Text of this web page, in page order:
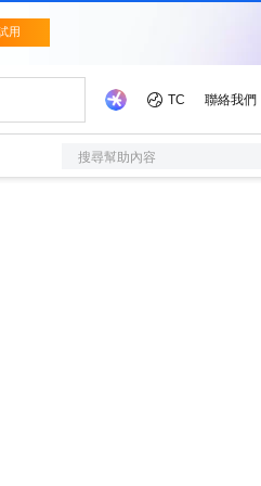
搜尋幫助內容